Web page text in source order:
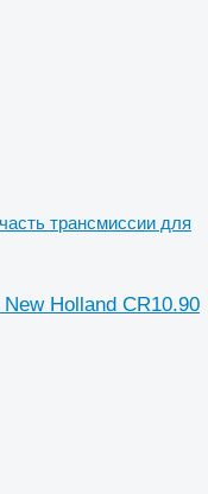
трансмиссии для
Holland CR10.90